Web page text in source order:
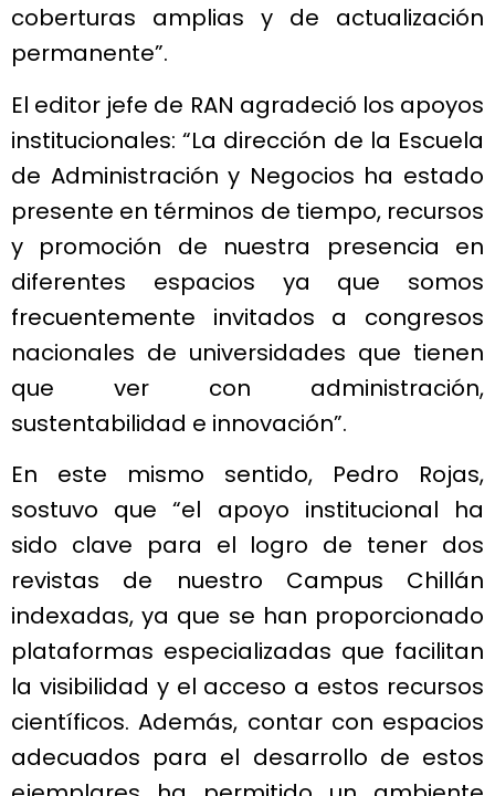
coberturas amplias y de actualización
permanente”.
El editor jefe de RAN agradeció los apoyos
institucionales: “La dirección de la Escuela
de Administración y Negocios ha estado
presente en términos de tiempo, recursos
y promoción de nuestra presencia en
diferentes espacios ya que somos
frecuentemente invitados a congresos
nacionales de universidades que tienen
que ver con administración,
sustentabilidad e innovación”.
En este mismo sentido, Pedro Rojas,
sostuvo que “el apoyo institucional ha
sido clave para el logro de tener dos
revistas de nuestro Campus Chillán
indexadas, ya que se han proporcionado
plataformas especializadas que facilitan
la visibilidad y el acceso a estos recursos
científicos. Además, contar con espacios
adecuados para el desarrollo de estos